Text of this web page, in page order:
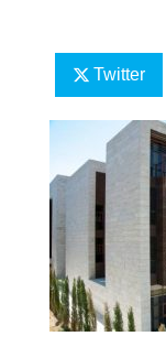
Twitter